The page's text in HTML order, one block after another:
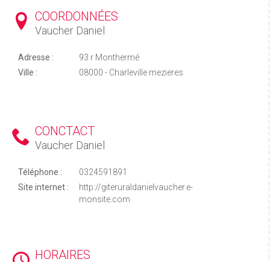
COORDONNÉES
Vaucher Daniel
Adresse :
93 r Monthermé
Ville :
08000 - Charleville mezieres
CONCTACT
Vaucher Daniel
Téléphone :
0324591891
Site internet :
http://giteruraldanielvaucher.e-
monsite.com
HORAIRES